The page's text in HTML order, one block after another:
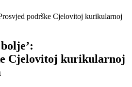
Cjelovitoj kurikularnoj